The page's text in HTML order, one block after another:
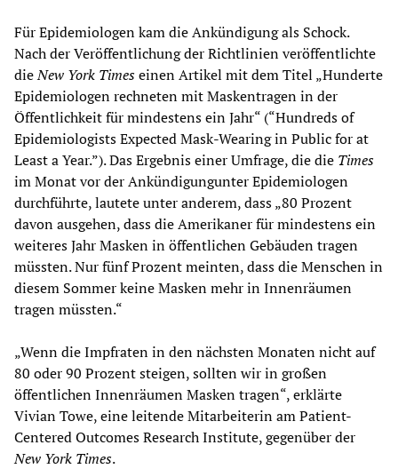
Für Epidemiologen kam die Ankündigung als Schock.
Nach der Veröffentlichung der Richtlinien veröffentlichte
dieNew York Timeseinen Artikel mit dem Titel „Hunderte
Epidemiologen rechneten mit Maskentragen in der
Öffentlichkeit für mindestens ein Jahr“ (“Hundreds of
Epidemiologists Expected Mask-Wearing in Public for at
Least a Year.”). Das Ergebnis einer Umfrage, die die Times
im Monat vor der Ankündigungunter Epidemiologen
durchführte, lautete unter anderem, dass „80 Prozent
davon ausgehen, dass die Amerikaner für mindestens ein
weiteres Jahr Masken in öffentlichen Gebäuden tragen
müssten. Nur fünf Prozent meinten, dass die Menschen in
diesem Sommer keine Masken mehr in Innenräumen
tragen müssten.“
„Wenn die Impfraten in den nächsten Monaten nicht auf
80 oder 90 Prozent steigen, sollten wir in großen
öffentlichen Innenräumen Masken tragen“, erklärte
Vivian Towe, eine leitende Mitarbeiterin am Patient-
Centered Outcomes Research Institute, gegenüber der
New York Times.